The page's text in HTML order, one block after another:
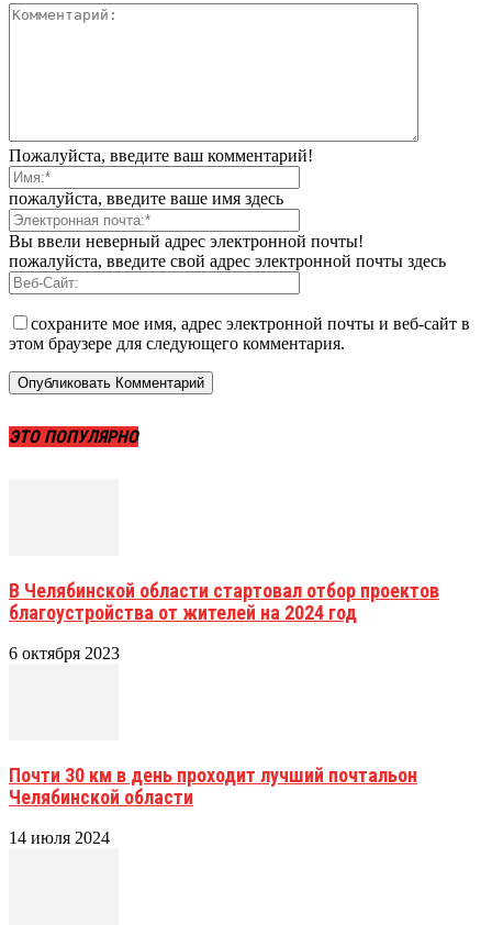
Пожалуйста, введите ваш комментарий!
пожалуйста, введите ваше имя здесь
Вы ввели неверный адрес электронной почты!
пожалуйста, введите свой адрес электронной почты здесь
сохраните мое имя, адрес электронной почты и веб-сайт в
этом браузере для следующего комментария.
ЭТО ПОПУЛЯРНО
В Челябинской области стартовал отбор проектов
благоустройства от жителей на 2024 год
6 октября 2023
Почти 30 км в день проходит лучший почтальон
Челябинской области
14 июля 2024